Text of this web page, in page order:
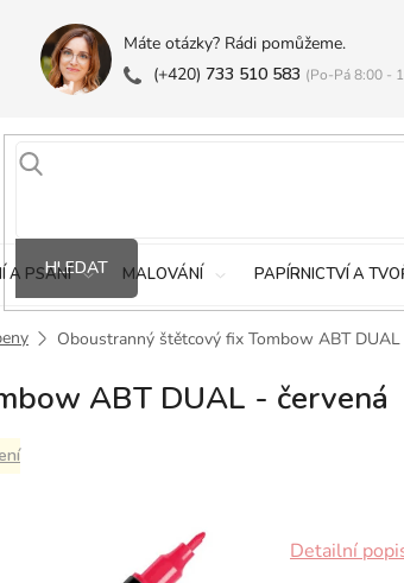
Máte otázky? Rádi pomůžeme.
(+420) 733 510 583 (Po-Pá 8:00 -
HLEDAT
A PSANÍ MALOVÁNÍ PAPÍRNICTVÍ A
Oboustranný štětcový fix Tombow ABT DUAL
ABT DUAL - červená
Detailní